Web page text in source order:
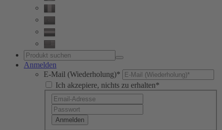
Anmelden
E-Mail (Wiederholung)*
Ich akzepiere, nichts zu erhalten*
Anmelden